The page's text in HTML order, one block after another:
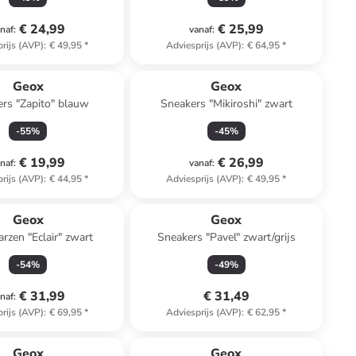
: € 24,99
(AVP): € 49,95*
vanaf: € 25,99
Adviesprijs (AVP): € 64,95*
Geox
"Zapito" blauw
-55%
: € 19,99
(AVP): € 44,95*
Geox
Sneakers "Mikiroshi" zwart
-45%
vanaf: € 26,99
Adviesprijs (AVP): € 49,95*
Geox
"Eclair" zwart
-54%
: € 31,99
(AVP): € 69,95*
Geox
Sneakers "Pavel" zwart/grijs
-49%
€ 31,49
Adviesprijs (AVP): € 62,95*